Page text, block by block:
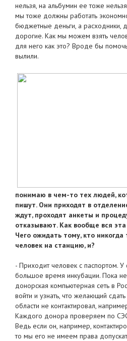
нельзя, на альбумин ее тоже
мы тоже должны работать
бюджетные деньги, а расходники,
дорогие. Как мы можем взять
для него как это? Вроде бы
вылили.
понимаю в чем-то тех людей,
пишут. Они приходят в
ждут, проходят анкеты и
отказывают. Как вообще вся
Чего ожидать тому, кто
человек на станцию, и?
- Приходит человек с паспортом.
большое время инкубации. Пока
донорская компьютерная сеть в
войти и узнать, что желающий
области не контактировал,
Каждого донора проверяем по
Ведь если он, например,
то мы его не имеем права